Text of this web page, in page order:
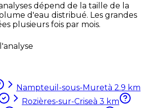
dépend de la taille de la
d'eau distribué. Les grandes
plusieurs fois par mois.
Nampteuil-sous-Muretà 2.9 km
Rozières-sur-Criseà 3 km